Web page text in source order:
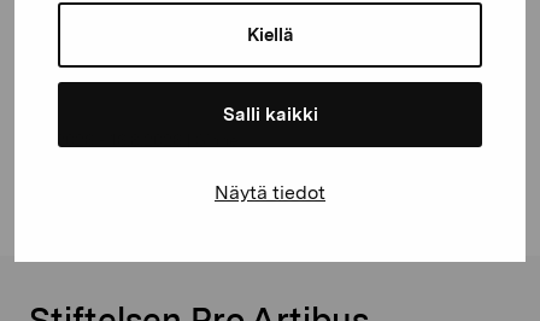
Kiellä
Salli kaikki
Näytä tiedot